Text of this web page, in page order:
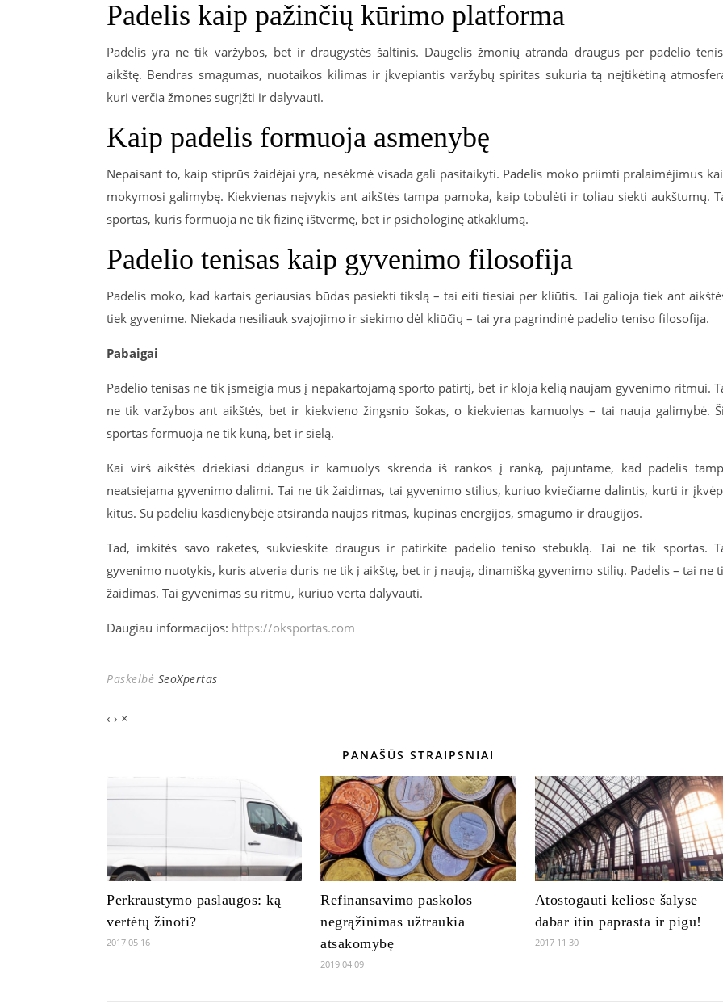
Padelis kaip pažinčių kūrimo platforma
Padelis yra ne tik varžybos, bet ir draugystės šaltinis. Daugelis žmonių atranda draugus per padelio
aikštę. Bendras smagumas, nuotaikos kilimas ir įkvepiantis varžybų spiritas sukuria tą neįtikėtiną
kuri verčia žmones sugrįžti ir dalyvauti.
Kaip padelis formuoja asmenybę
Nepaisant to, kaip stiprūs žaidėjai yra, nesėkmė visada gali pasitaikyti. Padelis moko priimti pralaimėjimus
mokymosi galimybę. Kiekvienas neįvykis ant aikštės tampa pamoka, kaip tobulėti ir toliau siekti aukštumų.
sportas, kuris formuoja ne tik fizinę ištvermę, bet ir psichologinę atkaklumą.
Padelio tenisas kaip gyvenimo filosofija
Padelis moko, kad kartais geriausias būdas pasiekti tikslą – tai eiti tiesiai per kliūtis. Tai galioja tiek ant
tiek gyvenime. Niekada nesiliauk svajojimo ir siekimo dėl kliūčių – tai yra pagrindinė padelio teniso filosofija.
Pabaigai
Padelio tenisas ne tik įsmeigia mus į nepakartojamą sporto patirtį, bet ir kloja kelią naujam gyvenimo ritmui.
ne tik varžybos ant aikštės, bet ir kiekvieno žingsnio šokas, o kiekvienas kamuolys – tai nauja galimybė.
sportas formuoja ne tik kūną, bet ir sielą.
Kai virš aikštės driekiasi ddangus ir kamuolys skrenda iš rankos į ranką, pajuntame, kad padelis
neatsiejama gyvenimo dalimi. Tai ne tik žaidimas, tai gyvenimo stilius, kuriuo kviečiame dalintis, kurti ir
kitus. Su padeliu kasdienybėje atsiranda naujas ritmas, kupinas energijos, smagumo ir draugijos.
Tad, imkitės savo raketes, sukvieskite draugus ir patirkite padelio teniso stebuklą. Tai ne tik sportas.
gyvenimo nuotykis, kuris atveria duris ne tik į aikštę, bet ir į naują, dinamišką gyvenimo stilių. Padelis – tai ne
žaidimas. Tai gyvenimas su ritmu, kuriuo verta dalyvauti.
Daugiau informacijos: https://oksportas.com
Paskelbė SeoXpertas
‹ › ×
PANAŠŪS STRAIPSNIAI
Perkraustymo paslaugos: ką
vertėtų žinoti?
2017 05 16
Refinansavimo paskolos
negrąžinimas užtraukia
atsakomybę
2019 04 09
Atostogauti keliose šalyse
dabar itin paprasta ir pigu!
2017 11 30